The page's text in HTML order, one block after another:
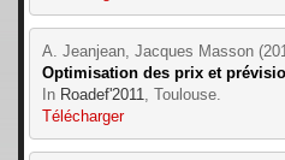
A. Jeanjean, Jacques Masson
Optimisation des prix et
In Roadef'2011 , Toulouse.
Télécharger